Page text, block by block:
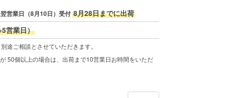
営業日（8月10日）受付 8月28日までに出荷
営業日）
途ご相談とさせていただきます。
50個以上の場合は、出荷まで10営業日お時間をいただ